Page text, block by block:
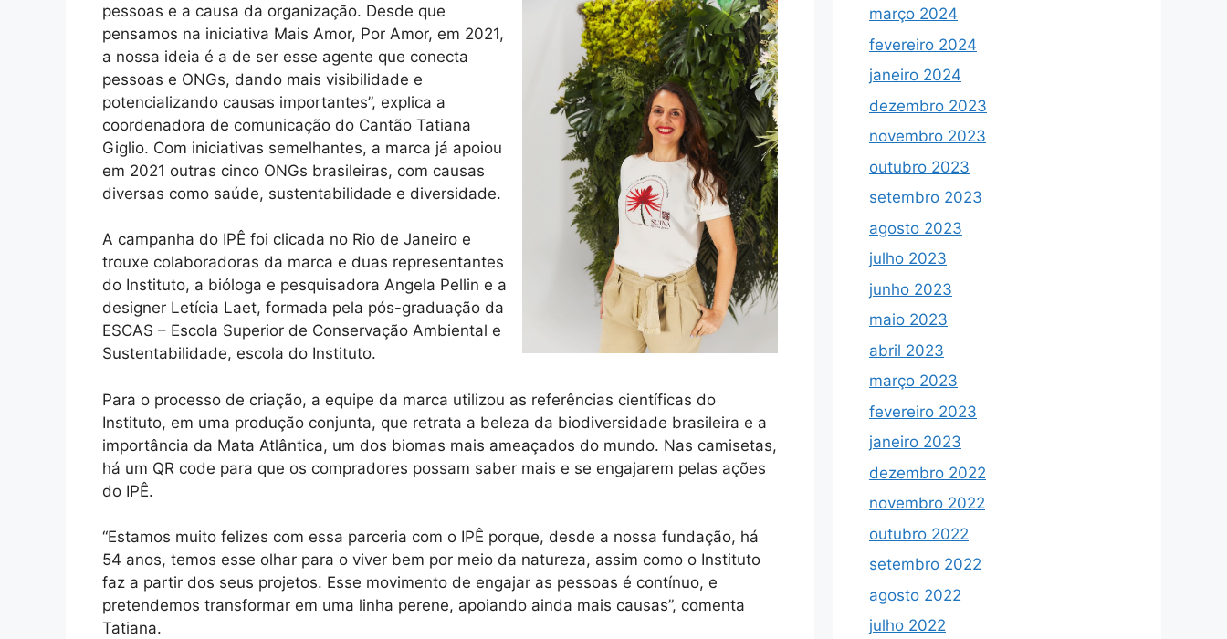
pessoas e a causa da organização. Desde que
pensamos na iniciativa Mais Amor, Por Amor, em 2021,
a nossa ideia é a de ser esse agente que conecta
pessoas e ONGs, dando mais visibilidade e
potencializando causas importantes”, explica a
coordenadora de comunicação do Cantão Tatiana
Giglio. Com iniciativas semelhantes, a marca já apoiou
em 2021 outras cinco ONGs brasileiras, com causas
diversas como saúde, sustentabilidade e diversidade.
A campanha do IPÊ foi clicada no Rio de Janeiro e
trouxe colaboradoras da marca e duas representantes
do Instituto, a bióloga e pesquisadora Angela Pellin e a
designer Letícia Laet, formada pela pós-graduação da
ESCAS – Escola Superior de Conservação Ambiental e
Sustentabilidade, escola do Instituto.
Para o processo de criação, a equipe da marca utilizou as referências científicas do
Instituto, em uma produção conjunta, que retrata a beleza da biodiversidade brasileira e a
importância da Mata Atlântica, um dos biomas mais ameaçados do mundo. Nas camisetas,
há um QR code para que os compradores possam saber mais e se engajarem pelas ações
do IPÊ.
“Estamos muito felizes com essa parceria com o IPÊ porque, desde a nossa fundação, há
54 anos, temos esse olhar para o viver bem por meio da natureza, assim como o Instituto
faz a partir dos seus projetos. Esse movimento de engajar as pessoas é contínuo, e
pretendemos transformar em uma linha perene, apoiando ainda mais causas”, comenta
Tatiana.
março 2024
fevereiro 2024
janeiro 2024
dezembro 2023
novembro 2023
outubro 2023
setembro 2023
agosto 2023
julho 2023
junho 2023
maio 2023
abril 2023
março 2023
fevereiro 2023
janeiro 2023
dezembro 2022
novembro 2022
outubro 2022
setembro 2022
agosto 2022
julho 2022